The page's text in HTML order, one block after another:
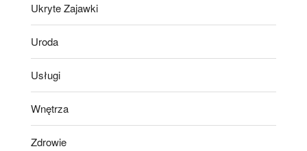
Ukryte Zajawki
Uroda
Usługi
Wnętrza
Zdrowie